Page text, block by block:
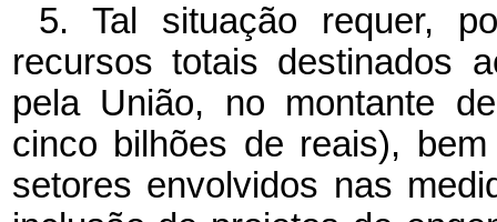
5. Tal situação requer,
recursos totais destinados
pela União, no montante
cinco bilhões de reais),
setores envolvidos nas